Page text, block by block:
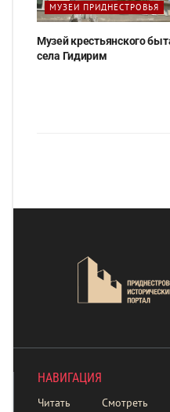
МУЗЕИ ПРИДНЕСТРОВЬЯ
Музей крестьянского
села Гидирим
НАВИГАЦИЯ
Читать Смотреть